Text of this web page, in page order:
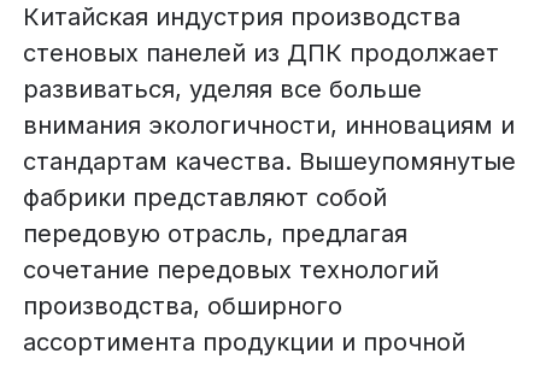
Китайская индустрия производства
стеновых панелей из ДПК продолжает
развиваться, уделяя все больше
внимания экологичности, инновациям и
стандартам качества. Вышеупомянутые
фабрики представляют собой
передовую отрасль, предлагая
сочетание передовых технологий
производства, обширного
ассортимента продукции и прочной